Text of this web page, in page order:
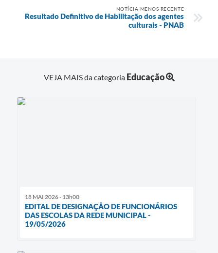
NOTÍCIA MENOS RECENTE
Resultado Definitivo de Habilitação dos agentes
culturais - PNAB
VEJA MAIS da categoria Educação
18 MAI 2026 - 13h00
EDITAL DE DESIGNAÇÃO DE FUNCIONÁRIOS
DAS ESCOLAS DA REDE MUNICIPAL -
19/05/2026